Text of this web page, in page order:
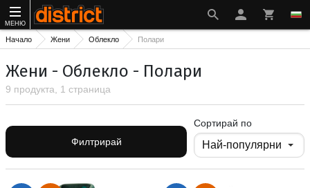
МЕНЮ
Начало Жени Облекло Полари
Жени - Облекло - Полари
9 продукта, 1 страница
Филтрирай
Сортирай по